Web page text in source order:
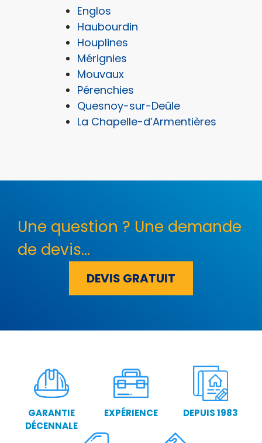
Englos
Haubourdin
Houplines
Mérignies
Mouvaux
Pérenchies
Quesnoy-sur-Deûle
La Chapelle-d’Armentières
Une question ? Une demande
de devis...
DEVIS GRATUIT
GARANTIE
DÉCENNALE
EXPÉRIENCE DEPUIS 1983